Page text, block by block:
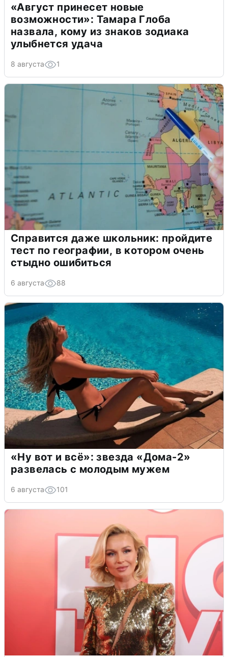
«Август принесет новые
возможности»: Тамара Глоба
назвала, кому из знаков зодиака
улыбнется удача
8 августа 1
Справится даже школьник: пройдите
тест по географии, в котором очень
стыдно ошибиться
6 августа 88
«Ну вот и всё»: звезда «Дома-2»
развелась с молодым мужем
6 августа 101